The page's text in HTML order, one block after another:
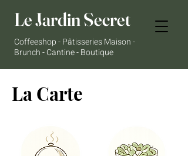
Le Jardin Secret
Coffeeshop - Pâtisseries Maison -
Brunch - Cantine - Boutique
La Carte